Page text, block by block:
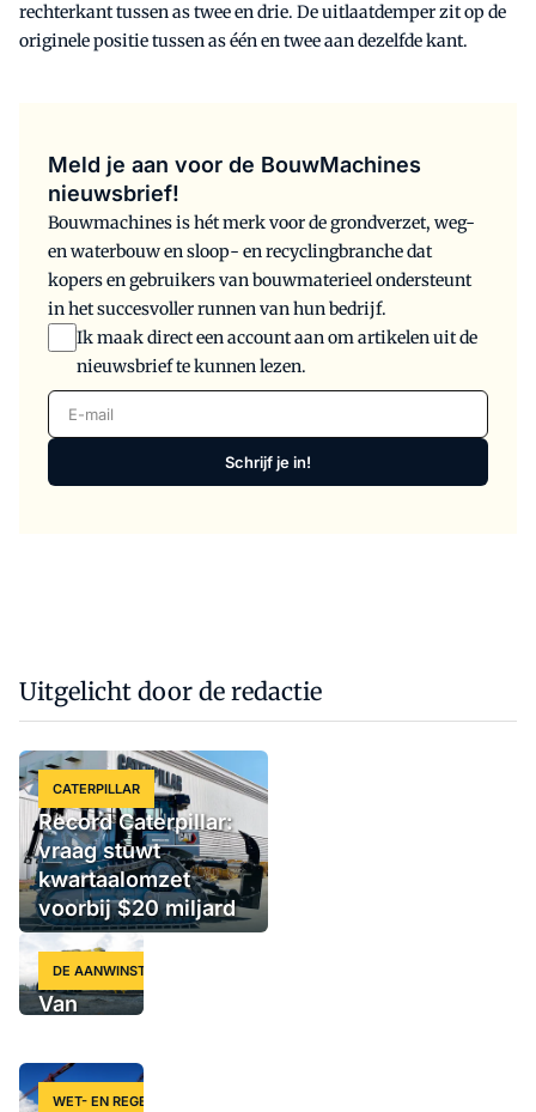
rechterkant tussen as twee en drie. De uitlaatdemper zit op de
originele positie tussen as één en twee aan dezelfde kant.
Meld je aan voor de BouwMachines
nieuwsbrief!
Bouwmachines is hét merk voor de grondverzet, weg-
en waterbouw en sloop- en recyclingbranche dat
kopers en gebruikers van bouwmaterieel ondersteunt
in het succesvoller runnen van hun bedrijf.
Ik maak direct een account aan om artikelen uit de
nieuwsbrief te kunnen lezen.
E-mail
Schrijf je in!
Uitgelicht door de redactie
CATERPILLAR
Record Caterpillar:
vraag stuwt
kwartaalomzet
voorbij $20 miljard
DE AANWINST
Van
krachtpatser
tot slimme
WET- EN REGELGEVING